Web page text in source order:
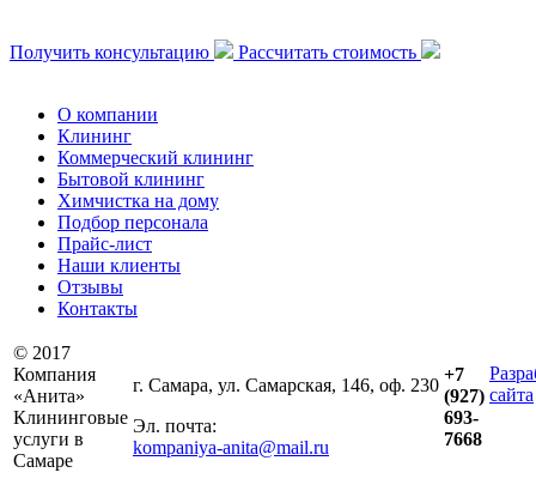
Получить консультацию Рассчитать стоимость
О компании
Клининг
Коммерческий клининг
Бытовой клининг
Химчистка на дому
Подбор персонала
Прайс-лист
Наши клиенты
Отзывы
Контакты
© 2017
Компания
«Анита»
Клининговые
услуги в
Самаре
г. Самара, ул. Самарская, 146, оф. 230
Эл. почта:
kompaniya-anita@mail.ru
+7
(927)
693-
7668
сайта